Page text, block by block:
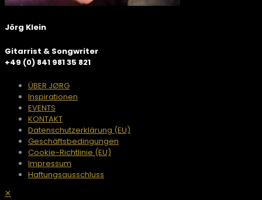
Jörg Klein
Gitarrist & Songwriter
+49 (0) 841 981 35 821
ÜBER JØRG
Inspirationen
EVENTS
KONTAKT
Datenschutzerklärung (EU)
Geschäftsbedingungen
Cookie-Richtlinie (EU)
Impressum
Haftungsausschluss
✕